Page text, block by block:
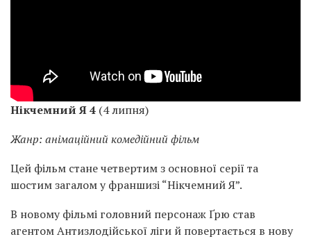
Нікчемний Я 4 (4 липня)
Жанр: анімаційний комедійний фільм
Цей фільм стане четвертим з основної серії та
шостим загалом у франшизі “Нікчемний Я”.
В новому фільмі головний персонаж Ґрю став
агентом Антизлодійської ліги й повертається в нову